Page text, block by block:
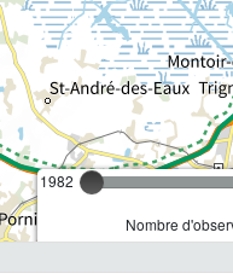
1982
Nombre